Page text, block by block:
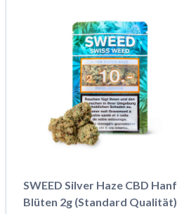
SWEED Silver Haze CBD Hanf
Blüten 2g (Standard Qualität)